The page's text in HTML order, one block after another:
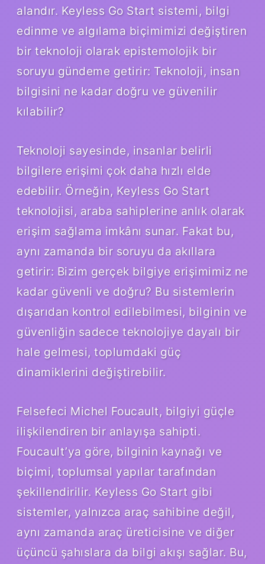
alandır. Keyless Go Start sistemi, bilgi
edinme ve algılama biçimimizi değiştiren
bir teknoloji olarak epistemolojik bir
soruyu gündeme getirir: Teknoloji, insan
bilgisini ne kadar doğru ve güvenilir
kılabilir?
Teknoloji sayesinde, insanlar belirli
bilgilere erişimi çok daha hızlı elde
edebilir. Örneğin, Keyless Go Start
teknolojisi, araba sahiplerine anlık olarak
erişim sağlama imkânı sunar. Fakat bu,
aynı zamanda bir soruyu da akıllara
getirir: Bizim gerçek bilgiye erişimimiz ne
kadar güvenli ve doğru? Bu sistemlerin
dışarıdan kontrol edilebilmesi, bilginin ve
güvenliğin sadece teknolojiye dayalı bir
hale gelmesi, toplumdaki güç
dinamiklerini değiştirebilir.
Felsefeci Michel Foucault, bilgiyi güçle
ilişkilendiren bir anlayışa sahipti.
Foucault’ya göre, bilginin kaynağı ve
biçimi, toplumsal yapılar tarafından
şekillendirilir. Keyless Go Start gibi
sistemler, yalnızca araç sahibine değil,
aynı zamanda araç üreticisine ve diğer
üçüncü şahıslara da bilgi akışı sağlar. Bu,